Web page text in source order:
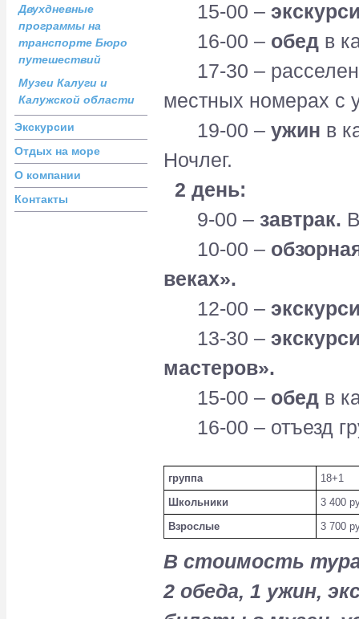
15-00 –
16-00 – обед в
17-30 –
местных номерах с
19-00 – ужин в
Ночлег.
2 день:
9-00 – завтрак.
10-00 –
веках».
12-00 –
13-30 –
мастеров».
15-00 – обед в
16-00 – отъезд
группа
18+1
Школьники
3 400
Взрослые
3 700
В стоимость тура
2 обеда, 1 ужин,
Двухдневные
программы на
транспорте Бюро
путешествий
Музеи Калуги и
Калужской области
Экскурсии
Отдых на море
О компании
Контакты